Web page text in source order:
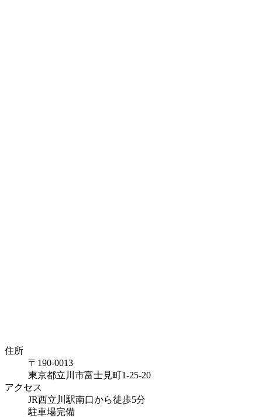
住所
〒190-0013
東京都立川市富士見町1-25-20
アクセス
JR西立川駅南口から徒歩5分
駐車場完備